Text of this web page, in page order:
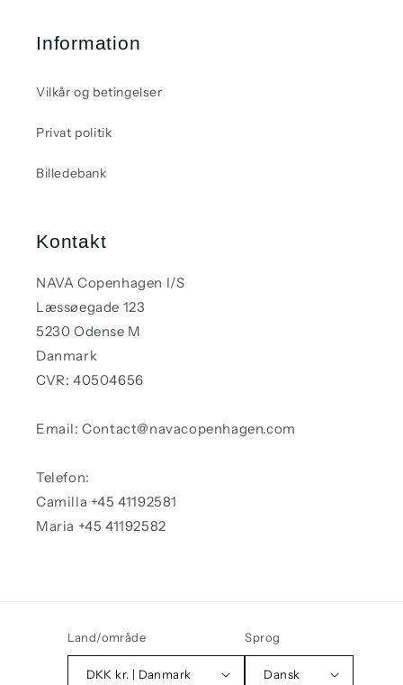
Information
Vilkår og betingelser
Privat politik
Billedebank
Kontakt
NAVA Copenhagen I/S
Læssøegade 123
5230 Odense M
Danmark
CVR: 40504656
Email: Contact@navacopenhagen.com
Telefon:
Camilla +45 41192581
Maria +45 41192582
Land/område
DKK kr. | Danmark
Sprog
Dansk